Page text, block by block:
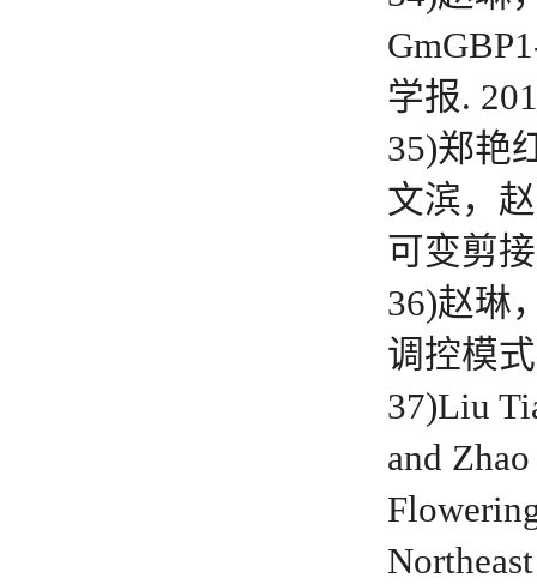
学报.
35)郑艳
文滨，
可变剪
36)赵琳
调控模
37)Liu
and